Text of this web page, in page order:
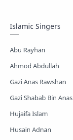
Shopnoshiri
Islamic Singers
Abu Rayhan
Ahmod Abdullah
Gazi Anas Rawshan
Gazi Shabab Bin Anas
Hujaifa Islam
Husain Adnan